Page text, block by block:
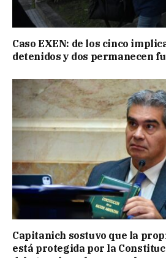
Caso EXEN: de los cinco
detenidos y dos permanecen
Capitanich sostuvo que la
está protegida por la